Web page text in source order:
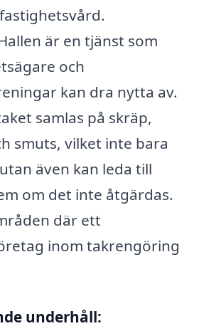
är en tjänst som
och
kan dra nytta av.
samlas på skräp,
smuts, vilket inte bara
även kan leda till
om det inte åtgärdas.
där ett
inom takrengöring
underhåll: